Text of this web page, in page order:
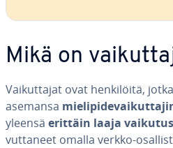
Mikä on
Vai­kut­ta­jat ovat hen­ki­löi­tä,
asemansa
yleensä erittäin laaja
vut­ta­neet omalla verkko-